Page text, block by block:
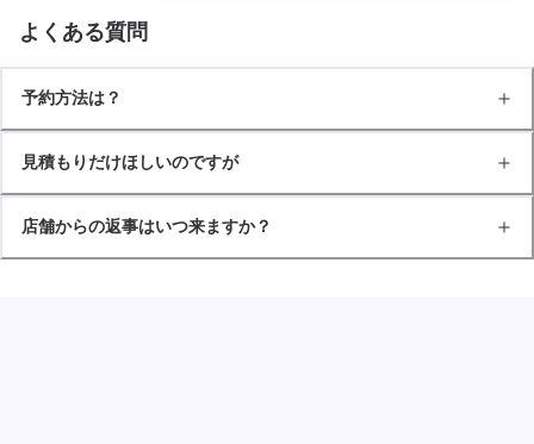
よくある質問
予約方法は？
見積もりだけほしいのですが
店舗からの返事はいつ来ますか？